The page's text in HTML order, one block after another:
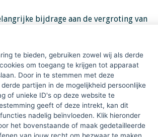
bijdrage aan de vergroting van
coaching.
te bieden, gebruiken zowel wij als derde
om toegang te krijgen tot apparaat
Door in te stemmen met deze
partijen in de mogelijkheid persoonlijke
of unieke ID's op deze website te
geeft of deze intrekt, kan dit
nadelig beïnvloeden. Klik hieronder
het bovenstaande of maak gedetailleerde